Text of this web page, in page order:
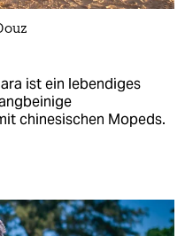
ist ein lebendiges
chinesischen Mopeds.